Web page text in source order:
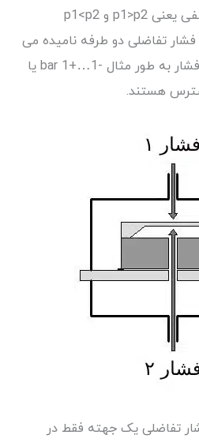
اختلاف فشار مثبت و منفی یعنی p1>p2 و p1<p2
تفاضلی دو طرفه نامیده می
شوند و با محدوده های فشار به طور مثال -1…+1 bar یا
تفاضلی یک جهته فقط در